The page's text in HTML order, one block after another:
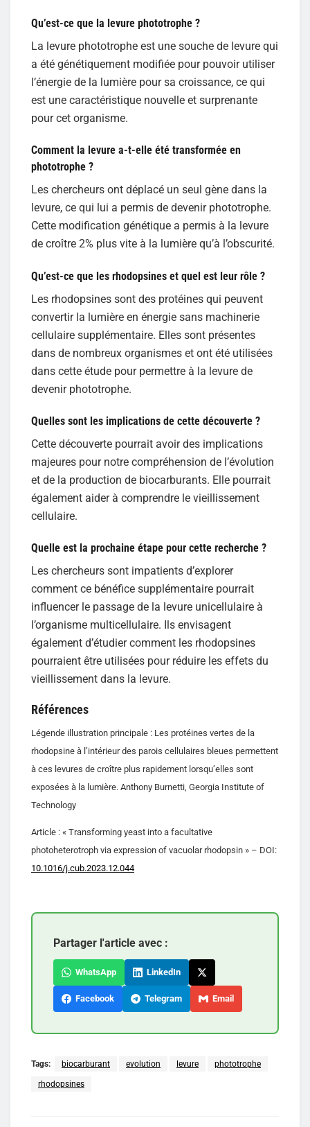
Qu’est-ce que la levure phototrophe ?
La levure phototrophe est une souche de levure qui
a été génétiquement modifiée pour pouvoir utiliser
l’énergie de la lumière pour sa croissance, ce qui
est une caractéristique nouvelle et surprenante
pour cet organisme.
Comment la levure a-t-elle été transformée en
phototrophe ?
Les chercheurs ont déplacé un seul gène dans la
levure, ce qui lui a permis de devenir phototrophe.
Cette modification génétique a permis à la levure
de croître 2% plus vite à la lumière qu’à l’obscurité.
Qu’est-ce que les rhodopsines et quel est leur rôle ?
Les rhodopsines sont des protéines qui peuvent
convertir la lumière en énergie sans machinerie
cellulaire supplémentaire. Elles sont présentes
dans de nombreux organismes et ont été utilisées
dans cette étude pour permettre à la levure de
devenir phototrophe.
Quelles sont les implications de cette découverte ?
Cette découverte pourrait avoir des implications
majeures pour notre compréhension de l’évolution
et de la production de biocarburants. Elle pourrait
également aider à comprendre le vieillissement
cellulaire.
Quelle est la prochaine étape pour cette recherche ?
Les chercheurs sont impatients d’explorer
comment ce bénéfice supplémentaire pourrait
influencer le passage de la levure unicellulaire à
l’organisme multicellulaire. Ils envisagent
également d’étudier comment les rhodopsines
pourraient être utilisées pour réduire les effets du
vieillissement dans la levure.
Références
Légende illustration principale : Les protéines vertes de la
rhodopsine à l’intérieur des parois cellulaires bleues permettent
à ces levures de croître plus rapidement lorsqu’elles sont
exposées à la lumière. Anthony Burnetti, Georgia Institute of
Technology
Article : « Transforming yeast into a facultative
photoheterotroph via expression of vacuolar rhodopsin » – DOI:
10.1016/j.cub.2023.12.044
Partager l'article avec :
WhatsApp LinkedIn
Facebook Telegram Email
Tags: biocarburant evolution levure phototrophe
rhodopsines